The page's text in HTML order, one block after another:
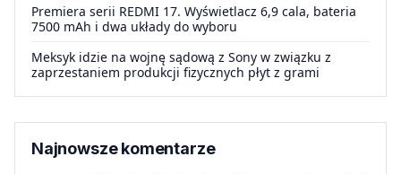
Premiera serii REDMI 17. Wyświetlacz 6,9 cala, bateria
7500 mAh i dwa układy do wyboru
Meksyk idzie na wojnę sądową z Sony w związku z
zaprzestaniem produkcji fizycznych płyt z grami
Najnowsze komentarze